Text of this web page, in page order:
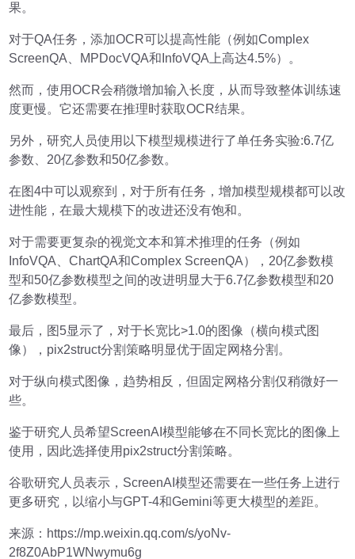
果。
对于QA任务，添加OCR可以提高性能（例如Complex
ScreenQA、MPDocVQA和InfoVQA上高达4.5%）。
然而，使用OCR会稍微增加输入长度，从而导致整体训练速
度更慢。它还需要在推理时获取OCR结果。
另外，研究人员使用以下模型规模进行了单任务实验:6.7亿
参数、20亿参数和50亿参数。
在图4中可以观察到，对于所有任务，增加模型规模都可以改
进性能，在最大规模下的改进还没有饱和。
对于需要更复杂的视觉文本和算术推理的任务（例如
InfoVQA、ChartQA和Complex ScreenQA），20亿参数模
型和50亿参数模型之间的改进明显大于6.7亿参数模型和20
亿参数模型。
最后，图5显示了，对于长宽比>1.0的图像（横向模式图
像），pix2struct分割策略明显优于固定网格分割。
对于纵向模式图像，趋势相反，但固定网格分割仅稍微好一
些。
鉴于研究人员希望ScreenAI模型能够在不同长宽比的图像上
使用，因此选择使用pix2struct分割策略。
谷歌研究人员表示，ScreenAI模型还需要在一些任务上进行
更多研究，以缩小与GPT-4和Gemini等更大模型的差距。
来源：https://mp.weixin.qq.com/s/yoNv-
2f8Z0AbP1WNwymu6g